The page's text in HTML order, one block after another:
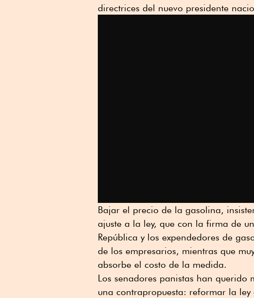
directrices del nuevo presidente
Bajar el precio de la gasolina,
ajuste a la ley, que con la firma de
República y los expendedores de
de los empresarios, mientras que
absorbe el costo de la medida.
Los senadores panistas han
una contrapropuesta: reformar la